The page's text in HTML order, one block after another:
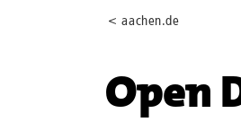
< aachen.de
Open